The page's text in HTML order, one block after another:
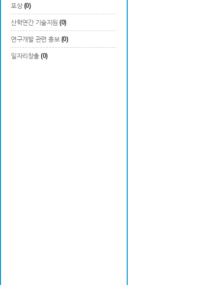
포상 (0)
산학연간 기술지원 (0)
연구개발 관련 홍보 (0)
일자리창출 (0)